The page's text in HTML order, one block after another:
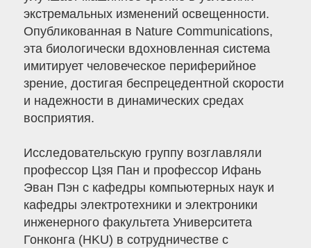
экстремальных изменений освещенности.
Опубликованная в Nature Communications,
эта биологически вдохновленная система
имитирует человеческое периферийное
зрение, достигая беспрецедентной скорости
и надежности в динамических средах
восприятия.
Исследовательскую группу возглавляли
профессор Цзя Пан и профессор Ифань
Эван Пэн с кафедры компьютерных наук и
кафедры электротехники и электроники
инженерного факультета Университета
Гонконга (HKU) в сотрудничестве с